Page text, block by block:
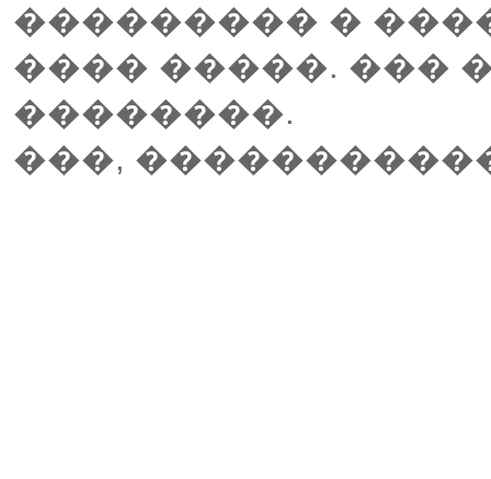
��������� �
���� �����. ���
��������.
���,